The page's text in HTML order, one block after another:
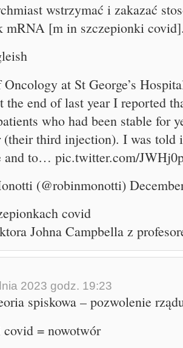
wstrzymać i zakazać
mRNA [m in szczepionki
Oncology at St George’s
the end of last year I reported
who had been stable for
(their third injection). I was told
and to… pic.twitter.com/
(@robinmonotti)
covid
Johna Campbella z
2023 godz. 19:23
spiskowa – pozwolenie
covid = nowotwór